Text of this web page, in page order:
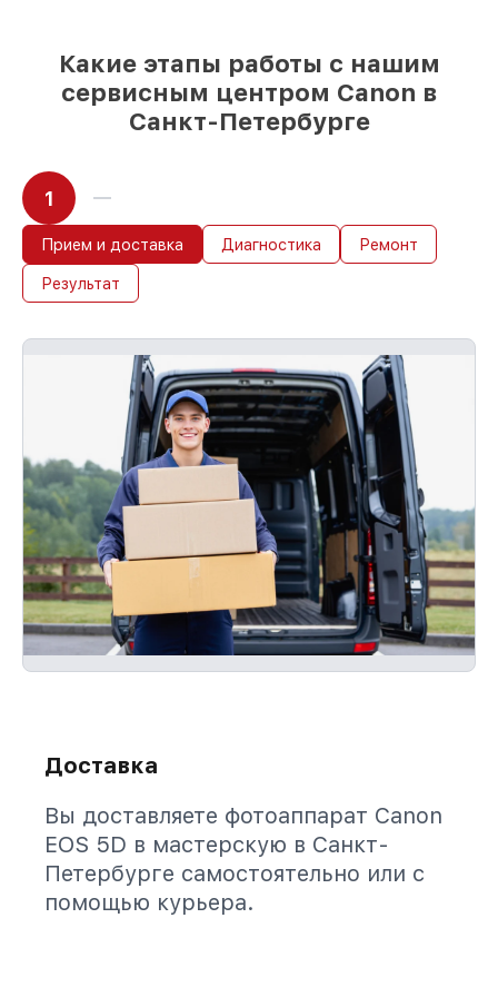
Какие этапы работы с нашим
сервисным центром Canon в
Санкт-Петербурге
1
Прием и доставка Диагностика Ремонт
Результат
Доставка
Вы доставляете фотоаппарат Canon
EOS 5D в мастерскую в Санкт-
Петербурге самостоятельно или с
помощью курьера.